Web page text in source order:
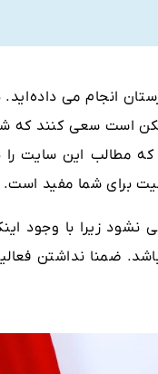
انجام می داده‌اید.
است سعی کنند که
که مطالب این سایت را
برای شما مفید است.
زیرا با وجود
ضمنا نداشتن